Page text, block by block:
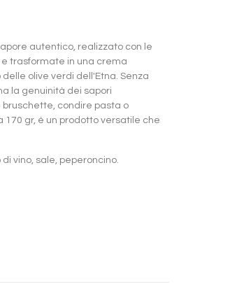
autentico, realizzato con le
e trasformate in una crema
olive verdi dell'Etna. Senza
la genuinità dei sapori
condire pasta o
gr, è un prodotto versatile che
vino, sale, peperoncino.